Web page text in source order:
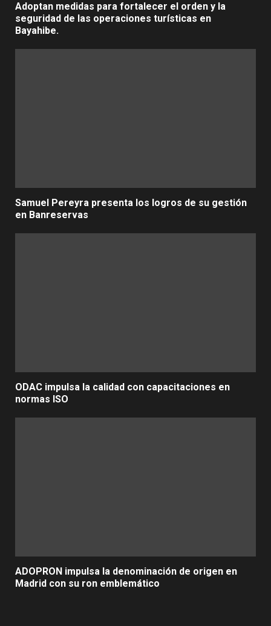
Adoptan medidas para fortalecer el orden y la
seguridad de las operaciones turísticas en
Bayahibe.
Samuel Pereyra presenta los logros de su gestión
en Banreservas
ODAC impulsa la calidad con capacitaciones en
normas ISO
ADOPRON impulsa la denominación de origen en
Madrid con su ron emblemático